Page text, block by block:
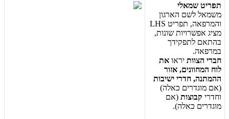
תפריט שמאלי
משמאל לשם הארגון
והמרפאה, תפריט LHS
מציג אפשרויות שונות,
בהתאם לתפקידך
במרפאה.
חברי הצוות יראו את
לוח המחוונים, אזור
ההמתנה, חדרי ישיבות
(אם מוגדרים כאלה)
וחדרי קבוצות (אם
מוגדרים כאלה)
.